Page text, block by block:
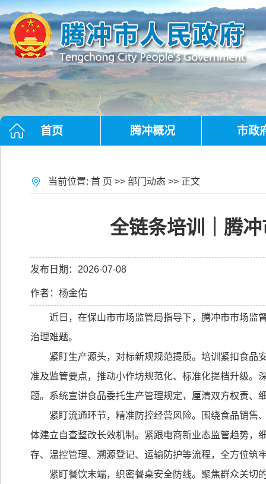
首页 腾冲概况 市政
当前位置: 首 页 >> 部门动态 >> 正文
全链条培训｜腾
发布日期：2026-07-08
作者：杨金佑
近日，在保山市市场监管局指导下，腾冲市市场监
治理难题。
紧盯生产源头，对标新规规范提质。培训紧扣食品
准及监管要点，推动小作坊规范化、标准化提档升级。
题。系统宣讲食品委托生产管理规定，厘清双方权责、
紧盯流通环节，精准防控经营风险。围绕食品销售
体建立自查整改长效机制。紧跟电商新业态监管趋势，
存、温控管理、溯源登记、运输防护等流程，全方位筑
紧盯餐饮末端，织密餐桌安全防线。聚焦群众关切